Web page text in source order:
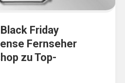
Friday
Fernseher
zu Top-